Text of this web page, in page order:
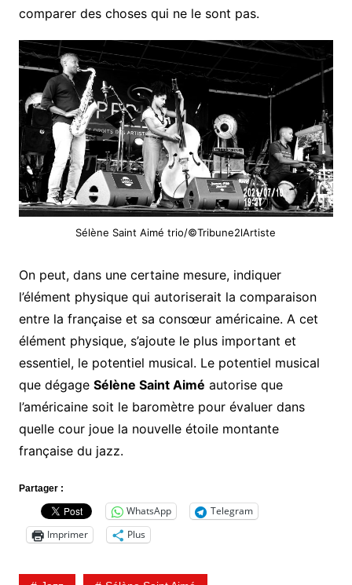
comparer des choses qui ne le sont pas.
Sélène Saint Aimé trio/©Tribune2lArtiste
On peut, dans une certaine mesure, indiquer
l’élément physique qui autoriserait la comparaison
entre la française et sa consœur américaine. A cet
élément physique, s’ajoute le plus important et
essentiel, le potentiel musical. Le potentiel musical
que dégage Sélène Saint Aimé autorise que
l’américaine soit le baromètre pour évaluer dans
quelle cour joue la nouvelle étoile montante
française du jazz.
Partager :
WhatsApp
Telegram
Imprimer
Plus